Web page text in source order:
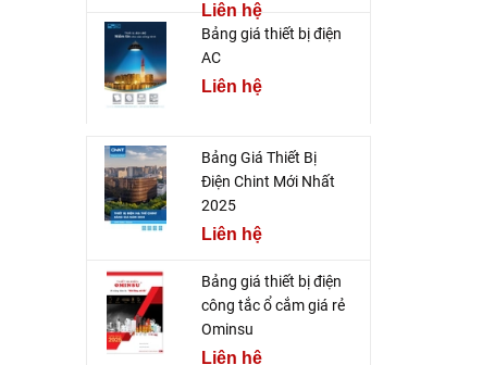
Liên hệ
Bảng giá thiết bị điện
AC
Liên hệ
Bảng Giá Thiết Bị
Điện Chint Mới Nhất
2025
Liên hệ
Bảng giá thiết bị điện
công tắc ổ cắm giá rẻ
Ominsu
Liên hệ